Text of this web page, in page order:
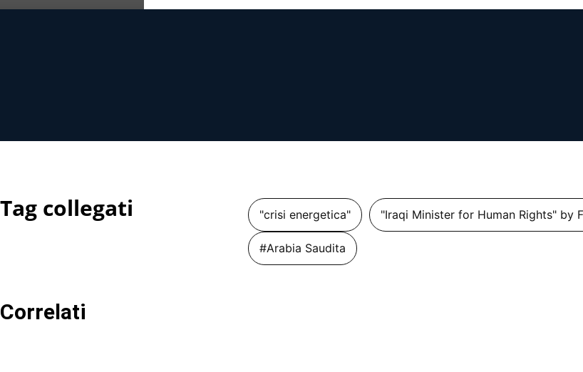
Tag collegati "crisi energetica" "Iraqi Minister for Human Rights" by
#Arabia Saudita
Correlati